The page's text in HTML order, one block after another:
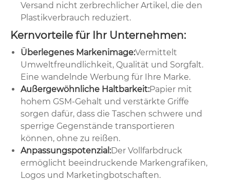
Versand nicht zerbrechlicher Artikel, die den
Plastikverbrauch reduziert.
Kernvorteile für Ihr Unternehmen:
Überlegenes Markenimage:Vermittelt
Umweltfreundlichkeit, Qualität und Sorgfalt.
Eine wandelnde Werbung für Ihre Marke.
Außergewöhnliche Haltbarkeit:Papier mit
hohem GSM-Gehalt und verstärkte Griffe
sorgen dafür, dass die Taschen schwere und
sperrige Gegenstände transportieren
können, ohne zu reißen.
Anpassungspotenzial:Der Vollfarbdruck
ermöglicht beeindruckende Markengrafiken,
Logos und Marketingbotschaften.